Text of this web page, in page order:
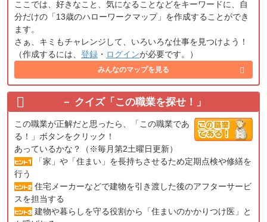
ここでは、好きなこと、気になることなどをキーワードに、自
分だけの「13歳のハローワークマップ」を作成することができ
ます。
さぁ、キミもチャレンジして、いろいろな仕事を見つけよう！
（作成するには、 登録 ・ ログインが必要です。）
みんなのマップを見る
クイズ「この職業を探せ！」
この職業が正解だと思ったら、「この職業であ
る！」ボタンをクリック！
あっているかな？（※毎月第2土曜日更新）
「家」や「住まい」を長持ちさせるため定期点検や修繕を
行う
住宅メーカーなどで建物を引き渡した後のアフターサービ
スを担当する
建物や暮らしを守る役割から「住まいのかかりつけ医」と